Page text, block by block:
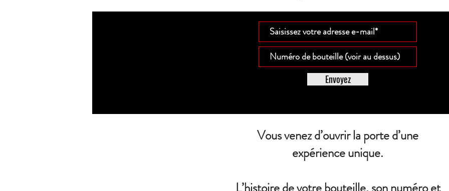
Envoyez
Vous venez d’ouvrir la porte d’une
expérience unique.